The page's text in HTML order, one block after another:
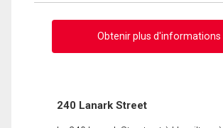
Obtenir plus d'informations
240 Lanark Street